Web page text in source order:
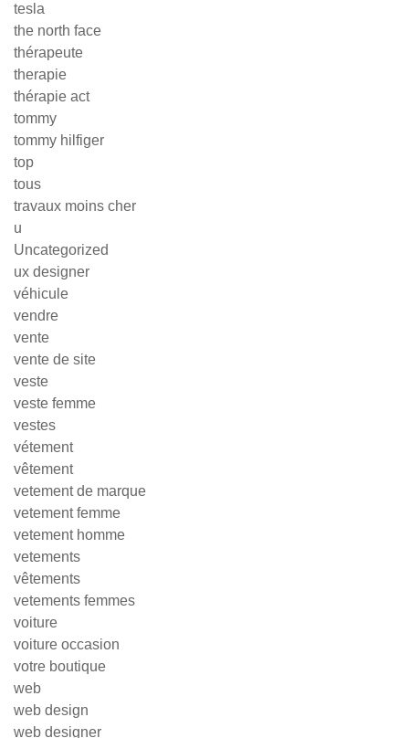
tesla
the north face
thérapeute
therapie
thérapie act
tommy
tommy hilfiger
top
tous
travaux moins cher
u
Uncategorized
ux designer
véhicule
vendre
vente
vente de site
veste
veste femme
vestes
vétement
vêtement
vetement de marque
vetement femme
vetement homme
vetements
vêtements
vetements femmes
voiture
voiture occasion
votre boutique
web
web design
web designer